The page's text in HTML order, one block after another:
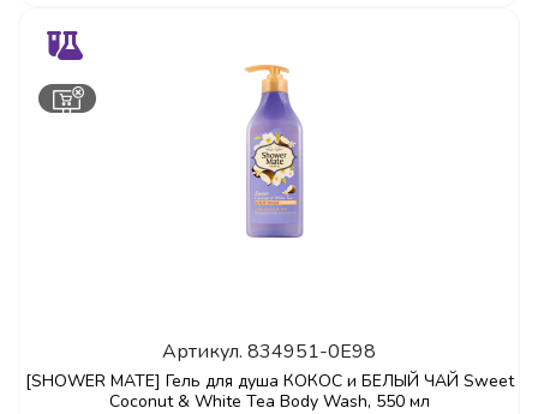
Артикул. 834951-0E98
[SHOWER MATE] Гель для душа КОКОС и БЕЛЫЙ ЧАЙ Sweet
Coconut & White Tea Body Wash, 550 мл